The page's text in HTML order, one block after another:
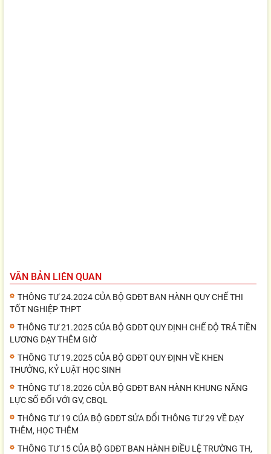
VĂN BẢN LIÊN QUAN
THÔNG TƯ 24.2024 CỦA BỘ GDĐT BAN HÀNH QUY CHẾ THI
TỐT NGHIỆP THPT
THÔNG TƯ 21.2025 CỦA BỘ GDĐT QUY ĐỊNH CHẾ ĐỘ TRẢ TIỀN
LƯƠNG DẠY THÊM GIỜ
THÔNG TƯ 19.2025 CỦA BỘ GDĐT QUY ĐỊNH VỀ KHEN
THƯỞNG, KỶ LUẬT HỌC SINH
THÔNG TƯ 18.2026 CỦA BỘ GDĐT BAN HÀNH KHUNG NĂNG
LỰC SỐ ĐỐI VỚI GV, CBQL
THÔNG TƯ 19 CỦA BỘ GDĐT SỬA ĐỔI THÔNG TƯ 29 VỀ DẠY
THÊM, HỌC THÊM
THÔNG TƯ 15 CỦA BỘ GDĐT BAN HÀNH ĐIỀU LỆ TRƯỜNG TH,